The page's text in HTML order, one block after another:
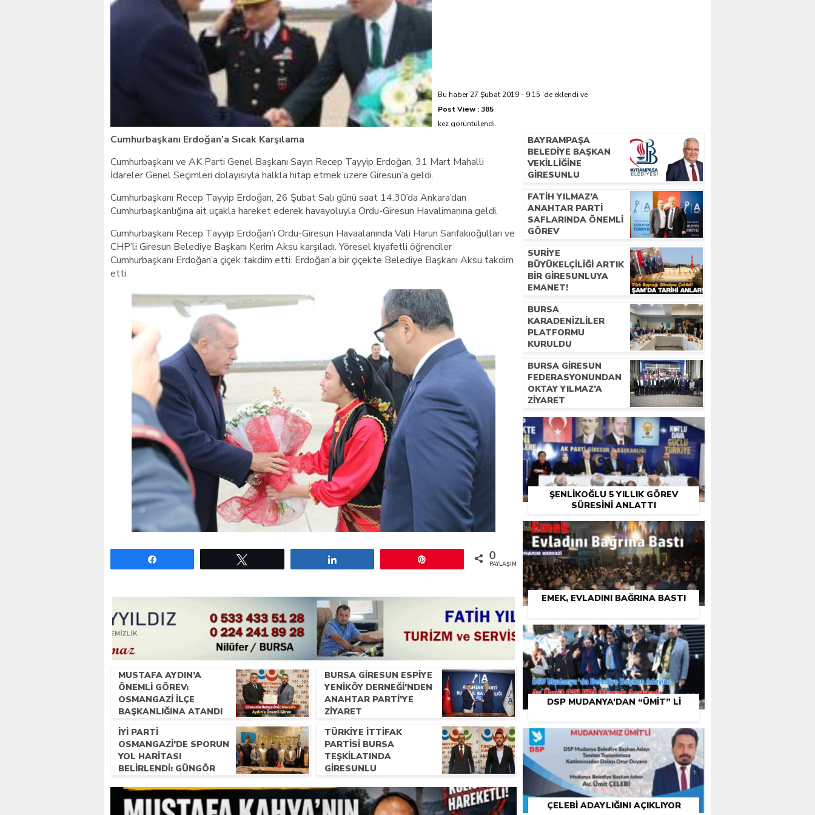
Bu haber 27 Şubat 2019 - 9:15 'de eklendi ve
Post View : 385
kez görüntülendi.
Cumhurbaşkanı Erdoğan’a Sıcak Karşılama
Cumhurbaşkanı ve AK Parti Genel Başkanı Sayın Recep Tayyip Erdoğan, 31 Mart Mahalli
İdareler Genel Seçimleri dolayısıyla halkla hitap etmek üzere Giresun’a geldi.
Cumhurbaşkanı Recep Tayyip Erdoğan, 26 Şubat Salı günü saat 14.30’da Ankara’dan
Cumhurbaşkanlığına ait uçakla hareket ederek havayoluyla Ordu-Giresun Havalimanına geldi.
Cumhurbaşkanı Recep Tayyip Erdoğan’ı Ordu-Giresun Havaalanında Vali Harun Sarıfakıoğulları ve
CHP’li Giresun Belediye Başkanı Kerim Aksu karşıladı. Yöresel kıyafetli öğrenciler
Cumhurbaşkanı Erdoğan’a çiçek takdim etti. Erdoğan’a bir çiçekte Belediye Başkanı Aksu takdim
etti.
0
PAYLAŞIMLAR
MUSTAFA AYDIN’A
ÖNEMLI GÖREV:
OSMANGAZI İLÇE
BAŞKANLIĞINA ATANDI
BURSA GIRESUN ESPIYE
YENIKÖY DERNEĞI’NDEN
ANAHTAR PARTI’YE
ZIYARET
İYİ PARTI
OSMANGAZI’DE SPORUN
YOL HARITASI
BELIRLENDI: GÜNGÖR
ÇALIŞMALAR BAŞLADI
TÜRKIYE İTTIFAK
PARTISI BURSA
TEŞKILATINDA
GIRESUNLU
ÖNEMLI GÖREV
BAYRAMPAŞA
BELEDIYE BAŞKAN
VEKILLIĞINE
GIRESUNLU
KAHRAMAN SEÇILDI
FATIH YILMAZ’A
ANAHTAR PARTI
SAFLARINDA ÖNEMLI
GÖREV
SURIYE
BÜYÜKELÇILIĞI ARTIK
BIR GIRESUNLUYA
EMANET!
BURSA
KARADENIZLILER
PLATFORMU
KURULDU
BURSA GIRESUN
FEDERASYONUNDAN
OKTAY YILMAZ’A
ZIYARET
ŞENLIKOĞLU 5 YILLIK GÖREV
SÜRESINI ANLATTI
EMEK, EVLADINI BAĞRINA BASTI
DSP MUDANYA’DAN “ÜMIT” LI
ÇELEBI ADAYLIĞINI AÇIKLIYOR